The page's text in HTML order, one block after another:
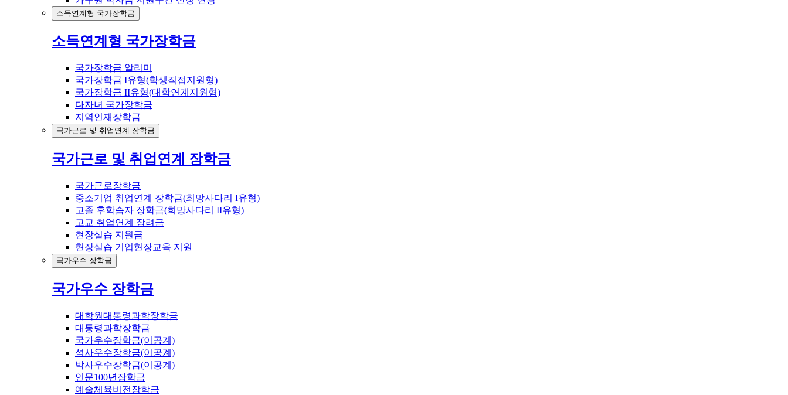
소득연계형 국가장학금
소득연계형 국가장학금
국가장학금 알리미
국가장학금 I유형(학생직접지원형)
국가장학금 II유형(대학연계지원형)
다자녀 국가장학금
지역인재장학금
국가근로 및 취업연계 장학금
국가근로 및 취업연계 장학금
국가근로장학금
중소기업 취업연계 장학금(희망사다리 I유형)
고졸 후학습자 장학금(희망사다리 II유형)
고교 취업연계 장려금
현장실습 지원금
현장실습 기업현장교육 지원
국가우수 장학금
국가우수 장학금
대학원대통령과학장학금
대통령과학장학금
국가우수장학금(이공계)
석사우수장학금(이공계)
박사우수장학금(이공계)
인문100년장학금
예술체육비전장학금